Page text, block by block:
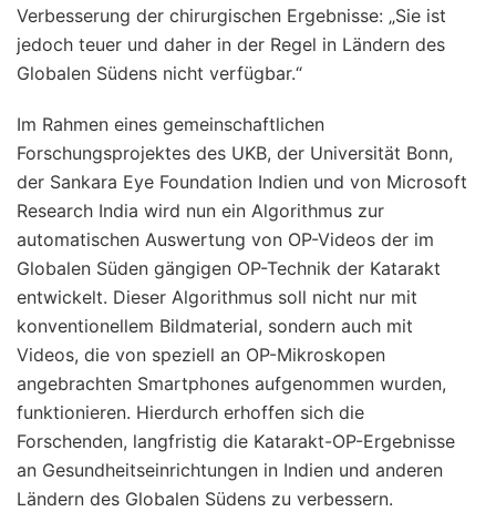
Verbesserung der chirurgischen Ergebnisse: „Sie ist
jedoch teuer und daher in der Regel in Ländern des
Globalen Südens nicht verfügbar.“
Im Rahmen eines gemeinschaftlichen
Forschungsprojektes des UKB, der Universität Bonn,
der Sankara Eye Foundation Indien und von Microsoft
Research India wird nun ein Algorithmus zur
automatischen Auswertung von OP-Videos der im
Globalen Süden gängigen OP-Technik der Katarakt
entwickelt. Dieser Algorithmus soll nicht nur mit
konventionellem Bildmaterial, sondern auch mit
Videos, die von speziell an OP-Mikroskopen
angebrachten Smartphones aufgenommen wurden,
funktionieren. Hierdurch erhoffen sich die
Forschenden, langfristig die Katarakt-OP-Ergebnisse
an Gesundheitseinrichtungen in Indien und anderen
Ländern des Globalen Südens zu verbessern.